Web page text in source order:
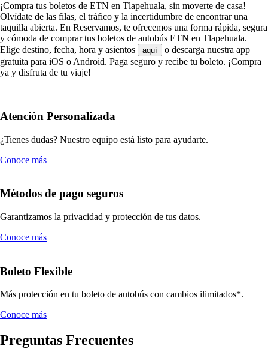
¡Compra tus boletos de ETN en Tlapehuala, sin moverte de casa!
Olvídate de las filas, el tráfico y la incertidumbre de encontrar una
taquilla abierta. En Reservamos, te ofrecemos una forma rápida, segura
y cómoda de comprar tus boletos de autobús ETN en Tlapehuala.
Elige destino, fecha, hora y asientos
aquí
o descarga nuestra app
gratuita para iOS o Android. Paga seguro y recibe tu boleto. ¡Compra
ya y disfruta de tu viaje!
Atención Personalizada
¿Tienes dudas? Nuestro equipo está listo para ayudarte.
Conoce más
Métodos de pago seguros
Garantizamos la privacidad y protección de tus datos.
Conoce más
Boleto Flexible
Más protección en tu boleto de autobús con cambios ilimitados*.
Conoce más
Preguntas Frecuentes